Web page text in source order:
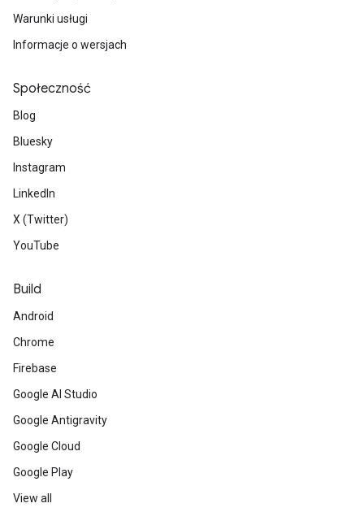
Warunki usługi
Informacje o wersjach
Społeczność
Blog
Bluesky
Instagram
LinkedIn
X (Twitter)
YouTube
Build
Android
Chrome
Firebase
Google AI Studio
Google Antigravity
Google Cloud
Google Play
View all